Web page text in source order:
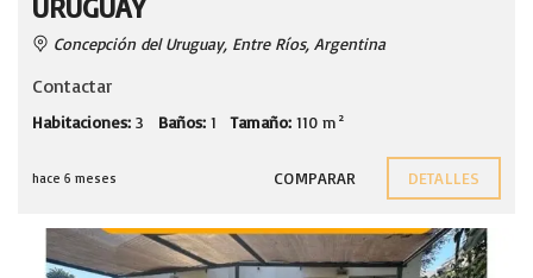
URUGUAY
Concepción del Uruguay, Entre Ríos, Argentina
Contactar
Habitaciones: 3 Baños: 1 Tamaño: 110 m²
hace 6 meses COMPARAR DETALLES